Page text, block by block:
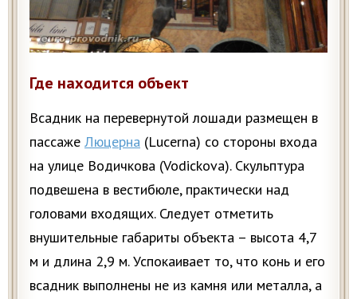
Где находится объект
Всадник на перевернутой лошади размещен в
пассаже Люцерна (Lucerna) со стороны входа
на улице Водичкова (Vodickova). Скульптура
подвешена в вестибюле, практически над
головами входящих. Следует отметить
внушительные габариты объекта – высота 4,7
м и длина 2,9 м. Успокаивает то, что конь и его
всадник выполнены не из камня или металла, а